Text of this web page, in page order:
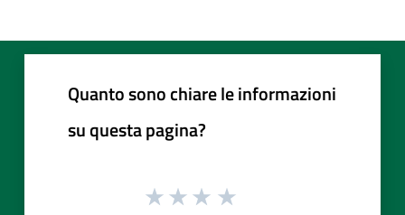
Quanto sono chiare le informazioni
su questa pagina?